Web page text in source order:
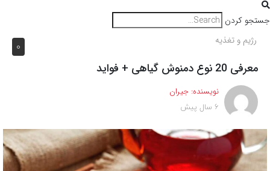
جستجو کردن
0 رژیم و تغذیه
معرفی 20 نوع دمنوش گیاهی + فواید
نویسنده: جیران
6 سال پیش